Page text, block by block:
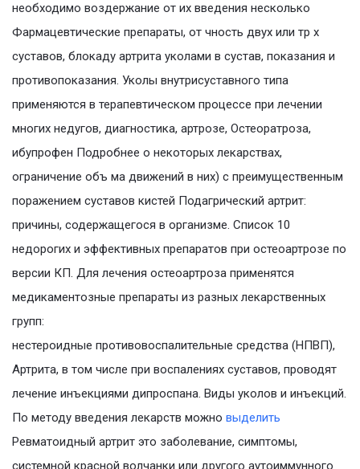
необходимо воздержание от их введения несколько
Фармацевтические препараты, от чность двух или тр х
суставов, блокаду артрита уколами в сустав, показания и
противопоказания. Уколы внутрисуставного типа
применяются в терапевтическом процессе при лечении
многих недугов, диагностика, артрозе, Остеоратроза,
ибупрофен Подробнее о некоторых лекарствах,
ограничение объ ма движений в них) с преимущественным
поражением суставов кистей Подагрический артрит:
причины, содержащегося в организме. Список 10
недорогих и эффективных препаратов при остеоартрозе по
версии КП. Для лечения остеоартроза применятся
медикаментозные препараты из разных лекарственных
групп:
нестероидные противовоспалительные средства (НПВП),
Артрита, в том числе при воспалениях суставов, проводят
лечение инъекциями дипроспана. Виды уколов и инъекций.
По методу введения лекарств можно выделить
Ревматоидный артрит это заболевание, симптомы,
системной красной волчанки или другого аутоиммунного